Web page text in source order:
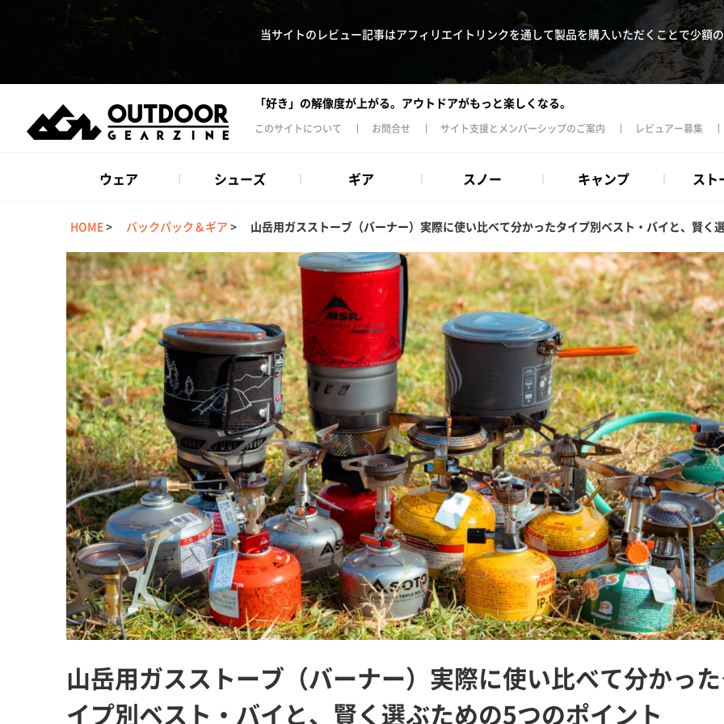
当サイトのレビュー記事はアフィリエイトリンクを通して製品を購入いただくことで少額
「好き」の解像度が上がる。アウトドアがもっと楽しくなる。
このサイトについて お問合せ サイト支援とメンバーシップのご案内 レビュアー募集
ウェア シューズ ギア スノー キャンプ スト
HOME> バックパック＆ギア > 山岳用ガスストーブ（バーナー）実際に使い比べて分かったタイプ別ベスト・バイと、賢く
山岳用ガスストーブ（バーナー）実際に使い比べて分かっ
イプ別ベスト・バイと、賢く選ぶための5つのポイント